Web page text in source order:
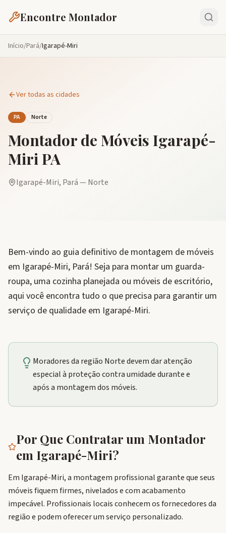
Encontre Montador
Início/Pará/Igarapé-Miri
Ver todas as cidades
PA Norte
Montador de Móveis Igarapé-
MiriPA
Igarapé-Miri, Pará— Norte
Bem-vindo ao guia definitivo de montagem de móveis
em Igarapé-Miri, Pará! Seja para montar um guarda-
roupa, uma cozinha planejada ou móveis de escritório,
aqui você encontra tudo o que precisa para garantir um
serviço de qualidade em Igarapé-Miri.
Moradores da região Norte devem dar atenção
especial à proteção contra umidade durante e
após a montagem dos móveis.
Por Que Contratar um Montador
em Igarapé-Miri?
Em Igarapé-Miri, a montagem profissional garante que seus
móveis fiquem firmes, nivelados e com acabamento
impecável. Profissionais locais conhecem os fornecedores da
região e podem oferecer um serviço personalizado.